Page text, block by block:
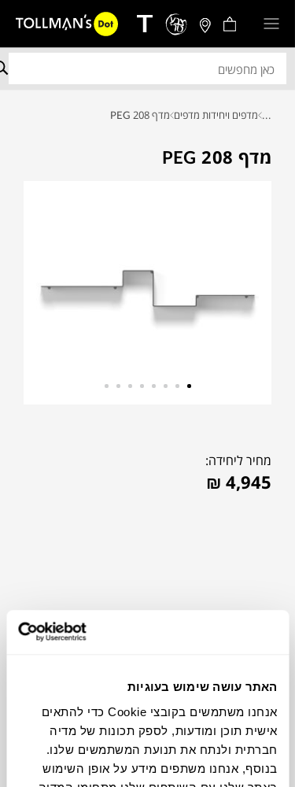
האתר עושה שימוש בעוגיות
אנחנו משתמשים בקובצי Cookie כדי להתאים
אישית תוכן ומודעות, לספק תכונות של מדיה
חברתית ולנתח את תנועת המשתמשים שלנו.
בנוסף, אנחנו משתפים מידע על אופן השימוש
... מדפים ויחידות מדפים מדף PEG 208
מדף PEG 208
מחיר ליחידה:
₪ 4,945
להדמיית AI Design
צבעים